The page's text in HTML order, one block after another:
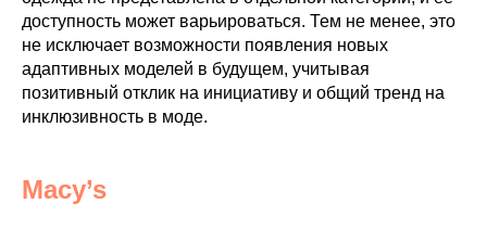
доступность может варьироваться. Тем не менее, это
не исключает возможности появления новых
адаптивных моделей в будущем, учитывая
позитивный отклик на инициативу и общий тренд на
инклюзивность в моде.
Macy’s